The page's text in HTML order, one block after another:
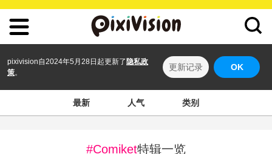
pixivision自2024年5月28日起更新了 隐私政
策。
更新记录 OK
最新 人气 类别
#Comiket特辑一览